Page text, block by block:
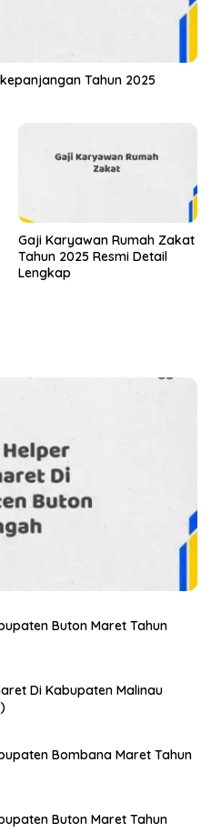
Tahun 2025
Gaji Karyawan Rumah Zakat
Tahun 2025 Resmi Detail
Lengkap
Buton Maret Tahun
Di Kabupaten Malinau
Bombana Maret Tahun
Buton Maret Tahun